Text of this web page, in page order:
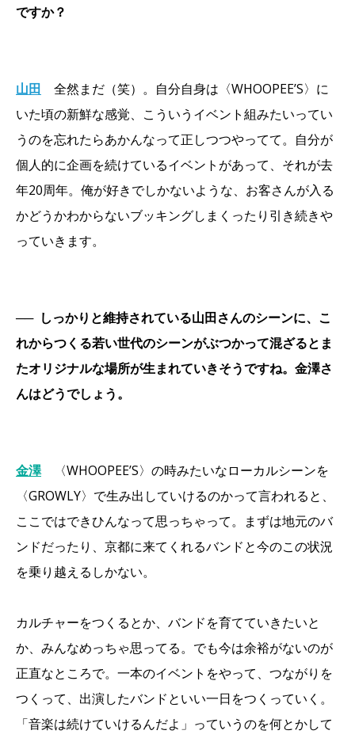
ですか？
山田
全然まだ（笑）。自分自身は〈WHOOPEE’S〉に
いた頃の新鮮な感覚、こういうイベント組みたいってい
うのを忘れたらあかんなって正しつつやってて。自分が
個人的に企画を続けているイベントがあって、それが去
年20周年。俺が好きでしかないような、お客さんが入る
かどうかわからないブッキングしまくったり引き続きや
っていきます。
── しっかりと維持されている山田さんのシーンに、こ
れからつくる若い世代のシーンがぶつかって混ざるとま
たオリジナルな場所が生まれていきそうですね。金澤さ
んはどうでしょう。
金澤
〈WHOOPEE’S〉の時みたいなローカルシーンを
〈GROWLY〉で生み出していけるのかって言われると、
ここではできひんなって思っちゃって。まずは地元のバ
ンドだったり、京都に来てくれるバンドと今のこの状況
を乗り越えるしかない。
カルチャーをつくるとか、バンドを育てていきたいと
か、みんなめっちゃ思ってる。でも今は余裕がないのが
正直なところで。一本のイベントをやって、つながりを
つくって、出演したバンドといい一日をつくっていく。
「音楽は続けていけるんだよ」っていうのを何とかして